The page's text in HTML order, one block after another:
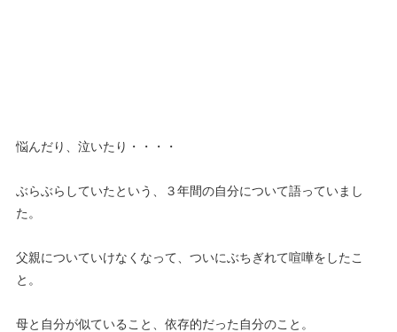
悩んだり、泣いたり・・・・
ぶらぶらしていたという、３年間の自分について語っていまし
た。
父親についていけなくなって、ついにぶちぎれて喧嘩をしたこ
と。
母と自分が似ていること、依存的だった自分のこと。